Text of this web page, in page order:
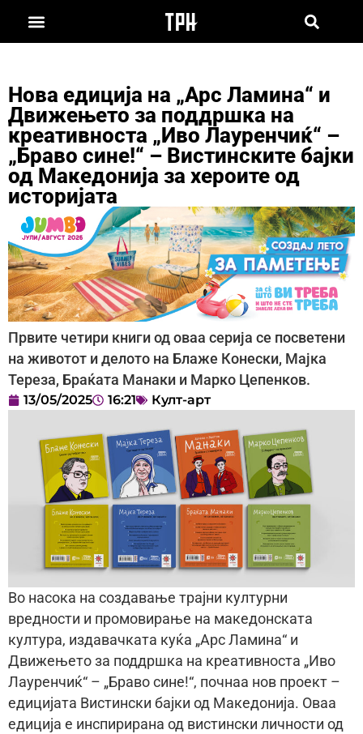
Нова едиција на „Арс Ламина“ и
Движењето за поддршка на
креативноста „Иво Лауренчиќ“ –
„Браво сине!“ – Вистинските бајки
од Македонија за хероите од
историјата
Првите четири книги од оваа серија се посветени
на животот и делото на Блаже Конески, Мајка
Тереза, Браќата Манаки и Марко Цепенков.
13/05/2025 16:21 Култ-арт
Во насока на создавање трајни културни
вредности и промовирање на македонската
култура, издавачката куќа „Арс Ламина“ и
Движењето за поддршка на креативноста „Иво
Лауренчиќ“ – „Браво сине!“, почнаа нов проект –
едицијата Вистински бајки од Македонија. Оваа
едиција е инспирирана од вистински личности од